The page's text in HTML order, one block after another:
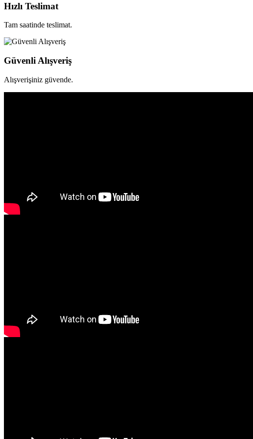
Hızlı Teslimat
Tam saatinde teslimat.
Güvenli Alışveriş
Alışverişiniz güvende.